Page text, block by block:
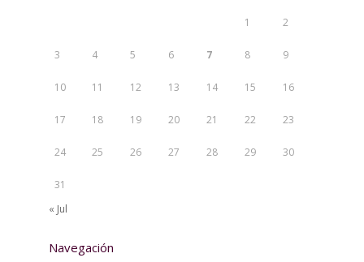
1 2
3 4 5 6 7 8 9
10 11 12 13 14 15 16
17 18 19 20 21 22 23
24 25 26 27 28 29 30
31
« Jul
Navegación